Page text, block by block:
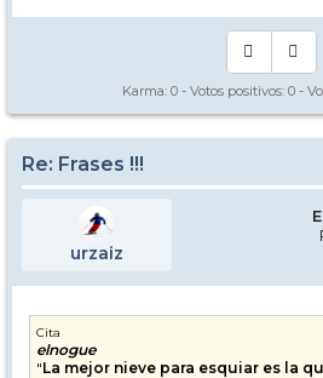
Karma: 0 - Votos positivos: 0 -
Re: Frases !!!
urzaiz
Cita
elnogue
"La mejor nieve para esquiar es la